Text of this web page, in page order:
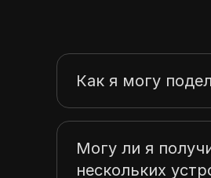
Как я могу
Могу ли я
нескольких